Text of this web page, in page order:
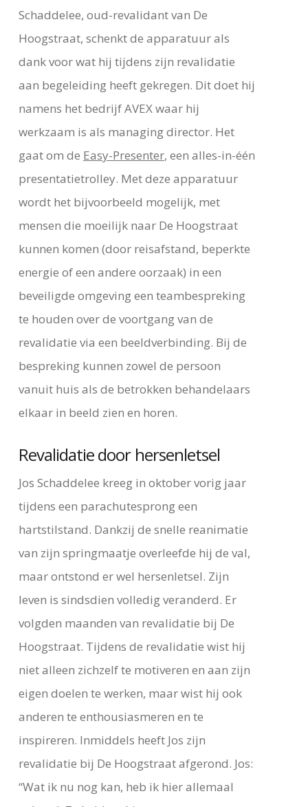
Schaddelee, oud-revalidant van De
Hoogstraat, schenkt de apparatuur als
dank voor wat hij tijdens zijn revalidatie
aan begeleiding heeft gekregen. Dit doet hij
namens het bedrijf AVEX waar hij
werkzaam is als managing director. Het
gaat om de Easy-Presenter, een alles-in-één
presentatietrolley. Met deze apparatuur
wordt het bijvoorbeeld mogelijk, met
mensen die moeilijk naar De Hoogstraat
kunnen komen (door reisafstand, beperkte
energie of een andere oorzaak) in een
beveiligde omgeving een teambespreking
te houden over de voortgang van de
revalidatie via een beeldverbinding. Bij de
bespreking kunnen zowel de persoon
vanuit huis als de betrokken behandelaars
elkaar in beeld zien en horen.
Revalidatie door hersenletsel
Jos Schaddelee kreeg in oktober vorig jaar
tijdens een parachutesprong een
hartstilstand. Dankzij de snelle reanimatie
van zijn springmaatje overleefde hij de val,
maar ontstond er wel hersenletsel. Zijn
leven is sindsdien volledig veranderd. Er
volgden maanden van revalidatie bij De
Hoogstraat. Tijdens de revalidatie wist hij
niet alleen zichzelf te motiveren en aan zijn
eigen doelen te werken, maar wist hij ook
anderen te enthousiasmeren en te
inspireren. Inmiddels heeft Jos zijn
revalidatie bij De Hoogstraat afgerond. Jos:
“Wat ik nu nog kan, heb ik hier allemaal